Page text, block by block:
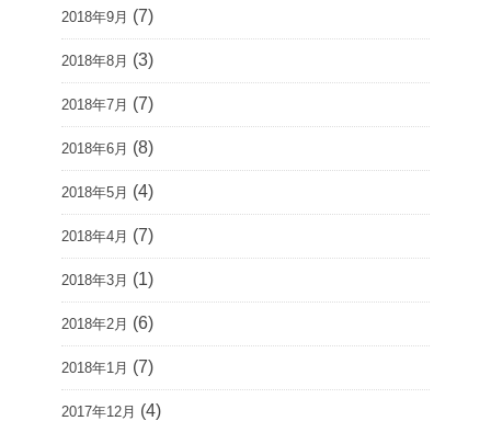
2018年9月 (7)
2018年8月 (3)
2018年7月 (7)
2018年6月 (8)
2018年5月 (4)
2018年4月 (7)
2018年3月 (1)
2018年2月 (6)
2018年1月 (7)
2017年12月 (4)